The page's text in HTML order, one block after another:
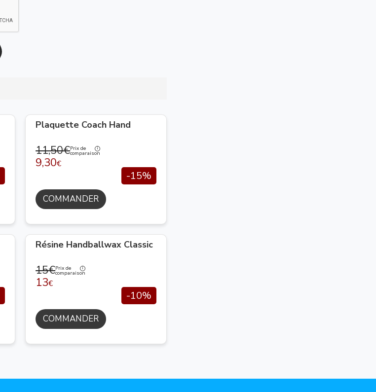
Plaquette Coach Hand
11,50€Prix de
comparaison
9,30€
-15%
COMMANDER
Résine Handballwax Classic
15€Prix de
comparaison
13€
-10%
COMMANDER